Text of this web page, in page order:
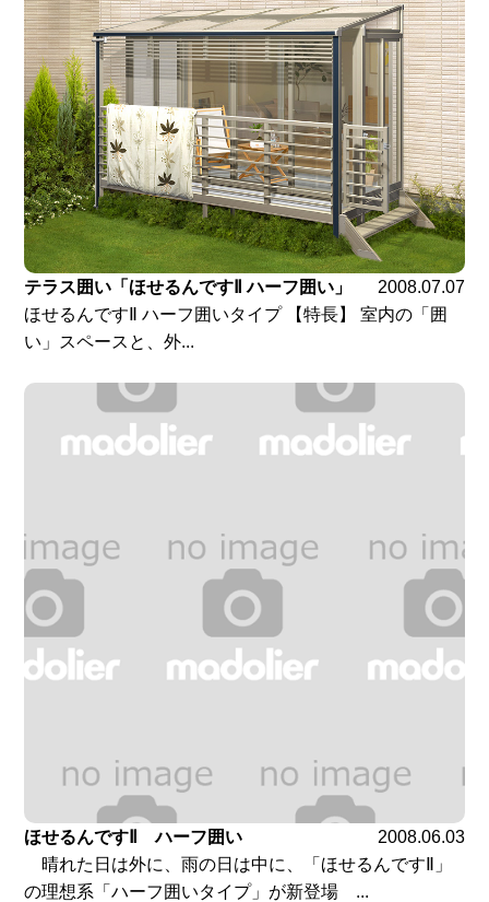
テラス囲い「ほせるんですⅡ ハーフ囲い」
2008.07.07
ほせるんですⅡ ハーフ囲いタイプ 【特長】 室内の「囲
い」スペースと、外...
ほせるんですⅡ ハーフ囲い
2008.06.03
晴れた日は外に、雨の日は中に、「ほせるんですⅡ」
の理想系「ハーフ囲いタイプ」が新登場 ...